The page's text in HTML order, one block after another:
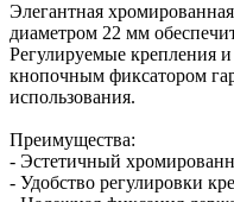
Элегантная
диаметром 22 мм
Регулируемые крепления
кнопочным фиксатором
использования.
Преимущества:
- Эстетичный
- Удобство регулировки